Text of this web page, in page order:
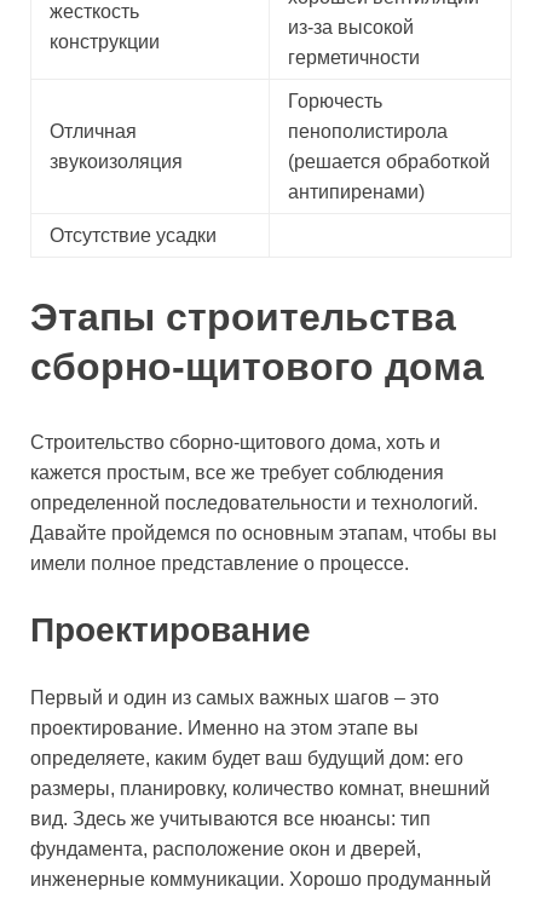
жесткость
конструкции
из-за высокой
герметичности
Отличная
звукоизоляция
Горючесть
пенополистирола
(решается обработкой
антипиренами)
Отсутствие усадки
Этапы строительства
сборно-щитового дома
Строительство сборно-щитового дома, хоть и
кажется простым, все же требует соблюдения
определенной последовательности и технологий.
Давайте пройдемся по основным этапам, чтобы вы
имели полное представление о процессе.
Проектирование
Первый и один из самых важных шагов – это
проектирование. Именно на этом этапе вы
определяете, каким будет ваш будущий дом: его
размеры, планировку, количество комнат, внешний
вид. Здесь же учитываются все нюансы: тип
фундамента, расположение окон и дверей,
инженерные коммуникации. Хорошо продуманный